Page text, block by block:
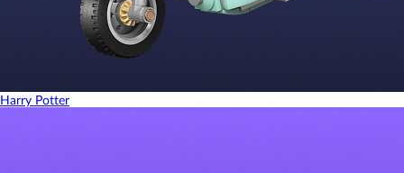
Harry Potter